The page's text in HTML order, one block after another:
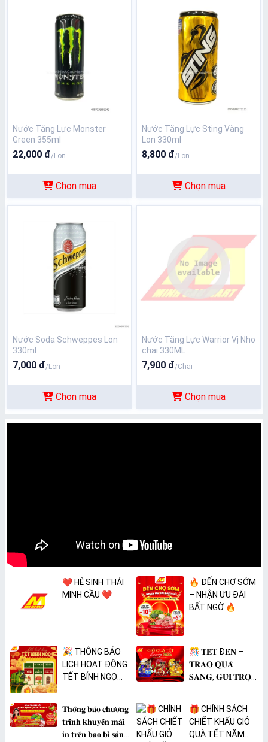
Nước Tăng Lực Monster
Green 355ml
22,000 đ/Lon
Chọn mua
Nước Tăng Lực Sting Vàng
Lon 330ml
8,800 đ/Lon
Chọn mua
Nước Soda Schweppes Lon
330ml
7,000 đ/Lon
Chọn mua
Nước Tăng Lực Warrior Vị Nho
chai 330ML
7,900 đ/Chai
Chọn mua
❤️ HỆ SINH THÁI
MINH CẦU ❤️
🔥 ĐẾN CHỢ SỚM
– NHẬN ƯU ĐÃI
BẤT NGỜ 🔥
🎉 THÔNG BÁO
LỊCH HOẠT ĐỘNG
TẾT BÍNH NGỌ
🎊 𝐓𝐄̂́𝐓 Đ𝐄̂́𝐍 –
𝐓𝐑𝐀𝐎 𝐐𝐔𝐀̀
𝐒𝐀𝐍𝐆, 𝐆𝐔̛̉𝐈 𝐓𝐑𝐎̣𝐍
𝐓𝐡𝐨̂𝐧𝐠 𝐛𝐚́𝐨 𝐜𝐡𝐮̛𝐨̛𝐧𝐠
𝐭𝐫𝐢̀𝐧𝐡 𝐤𝐡𝐮𝐲𝐞̂́𝐧 𝐦𝐚̃𝐢
𝐢𝐧 𝐭𝐫𝐞̂𝐧 𝐛𝐚𝐨 𝐛𝐢̀ 𝐬𝐚̉𝐧
🎁 CHÍNH SÁCH
CHIẾT KHẤU GIỎ
QUÀ TẾT NĂM